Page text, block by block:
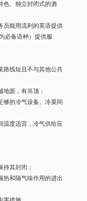
色、独立封闭式的酒
员能用流利的英语提供
必备语种）提供服
路线短且不与其他公共
面，有吊顶；
够的冷气设备。冷菜间
温度适宜，冷气供给应
持其封闭；
热和隔气味作用的进出